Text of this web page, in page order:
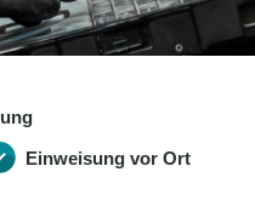
Einweisung vor Ort